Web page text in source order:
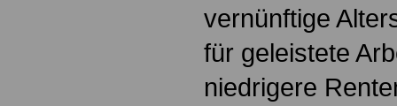
vernünftige
für geleistete
niedrigere